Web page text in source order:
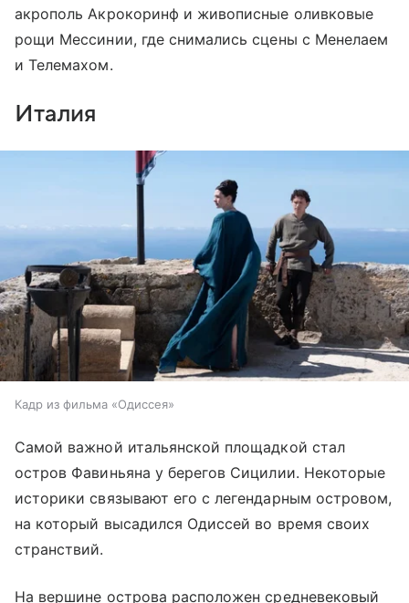
акрополь Акрокоринф и живописные оливковые
рощи Мессинии, где снимались сцены с Менелаем
и Телемахом.
Италия
Кадр из фильма «Одиссея»
Самой важной итальянской площадкой стал
остров Фавиньяна у берегов Сицилии. Некоторые
историки связывают его с легендарным островом,
на который высадился Одиссей во время своих
странствий.
На вершине острова расположен средневековый